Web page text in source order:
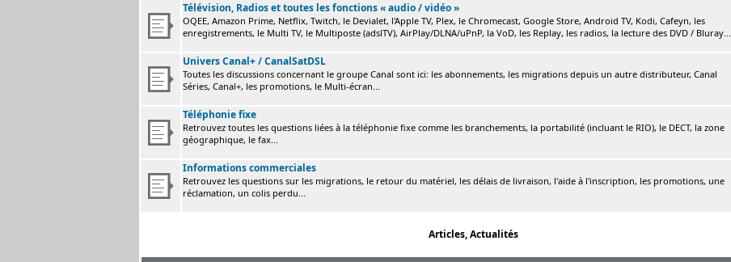
Télévision, Radios et toutes les fonctions « audio / vidéo »
OQEE, Amazon Prime, Netflix, Twitch, le Devialet, l'Apple TV, Plex, le Chromecast, Google Store, Android TV, Kodi, Cafeyn, les
enregistrements, le Multi TV, le Multiposte (adslTV), AirPlay/DLNA/uPnP, la VoD, les Replay, les radios, la lecture des DVD / Bluray...
Univers Canal+ / CanalSatDSL
Toutes les discussions concernant le groupe Canal sont ici: les abonnements, les migrations depuis un autre distributeur, Canal
Séries, Canal+, les promotions, le Multi-écran...
Téléphonie fixe
Retrouvez toutes les questions liées à la téléphonie fixe comme les branchements, la portabilité (incluant le RIO), le DECT, la zone
géographique, le fax...
Informations commerciales
Retrouvez les questions sur les migrations, le retour du matériel, les délais de livraison, l'aide à l'inscription, les promotions, une
réclamation, un colis perdu...
Articles, Actualités